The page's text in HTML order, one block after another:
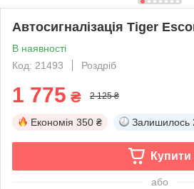
Автосигналізація Tiger
В наявності
Код: 21493
Роздріб
1 775 ₴ 2 125 ₴
Економія 350 ₴ Залишилось
Купити
або